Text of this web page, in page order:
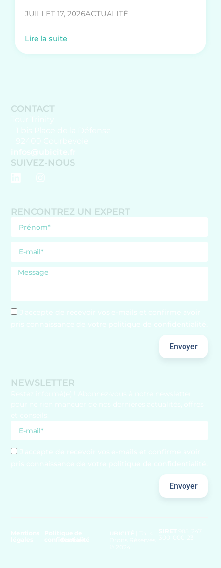
JUILLET 17, 2026ACTUALITÉ
Lire la suite
CONTACT
SUIVEZ-NOUS
RENCONTREZ UN EXPERT
Envoyer
NEWSLETTER
Envoyer